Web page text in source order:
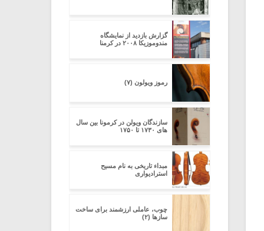
گزارش بازدید از نمایشگاه
مندوموزیکا ۲۰۰۸ در کرمنا
رموز ویولون (۷)
سازندگان ویولن در کرمونا بین سال
های ۱۷۳۰ تا ۱۷۵۰
مبداء تاریخی به نام مسیح
استرادیواری
چوب، عاملی ارزشمند برای ساخت
سازها (۲)